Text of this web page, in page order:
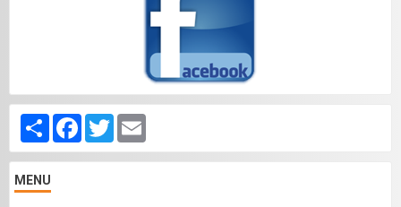
PartagerFacebook
Twitter
MENU